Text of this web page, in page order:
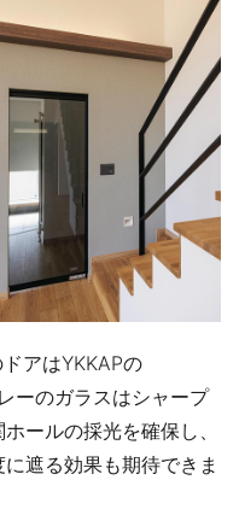
アはYKKAPの
ーのガラスはシャープ
ールの採光を確保し、
遮る効果も期待できま